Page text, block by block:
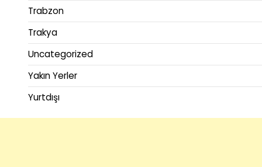
Trabzon
Trakya
Uncategorized
Yakın Yerler
Yurtdışı